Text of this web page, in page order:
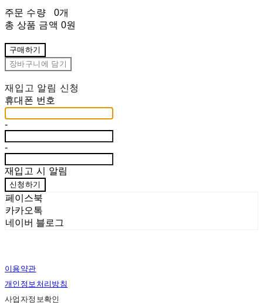
주문 수량
0개
총 상품 금액 0원
구매하기
장바구니에 담기
재입고 알림 신청
휴대폰 번호
-
-
재입고 시 알림
신청하기
페이스북
카카오톡
네이버 블로그
이용약관
개인정보처리방침
사업자정보확인